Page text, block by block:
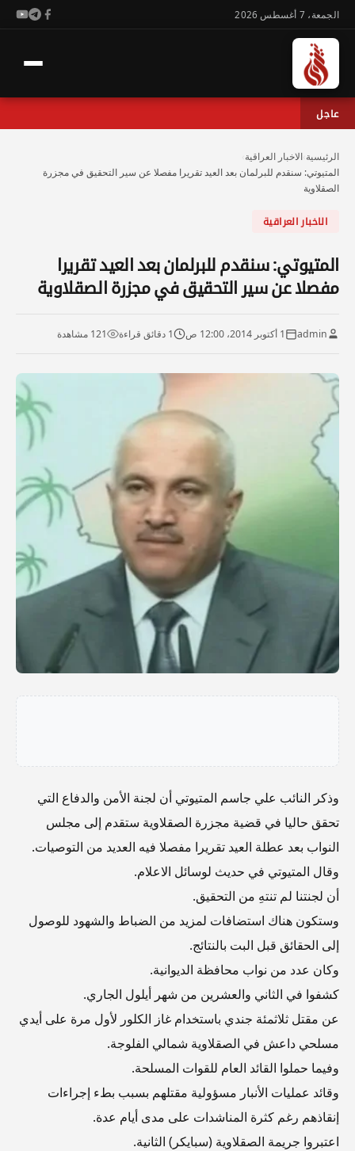
الجمعة، 7 أغسطس 2026
عاجل
الرئيسية الاخبار العراقية
المتيوتي: سنقدم للبرلمان بعد العيد تقريرا مفصلا عن سير التحقيق في مجزرة
الصقلاوية
الاخبار العراقية
المتيوتي: سنقدم للبرلمان بعد العيد تقريرا
مفصلا عن سير التحقيق في مجزرة الصقلاوية
admin 1 أكتوبر 2014، 12:00 ص 1 دقائق قراءة 121 مشاهدة
وذكر النائب علي جاسم المتيوتي أن لجنة الأمن والدفاع التي
تحقق حاليا في قضية مجزرة الصقلاوية ستقدم إلى مجلس
النواب بعد عطلة العيد تقريرا مفصلا فيه العديد من التوصيات.
وقال المتيوتي في حديث لوسائل الاعلام.
أن لجنتنا لم تنتهِ من التحقيق.
وستكون هناك استضافات لمزيد من الضباط والشهود للوصول
إلى الحقائق قبل البت بالنتائج.
وكان عدد من نواب محافظة الديوانية.
كشفوا في الثاني والعشرين من شهر أيلول الجاري.
عن مقتل ثلاثمئة جندي باستخدام غاز الكلور لأول مرة على أيدي
مسلحي داعش في الصقلاوية شمالي الفلوجة.
وفيما حملوا القائد العام للقوات المسلحة.
وقائد عمليات الأنبار مسؤولية مقتلهم بسبب بطء إجراءات
إنقاذهم رغم كثرة المناشدات على مدى أيام عدة.
اعتبروا جريمة الصقلاوية (سبايكر) الثانية.